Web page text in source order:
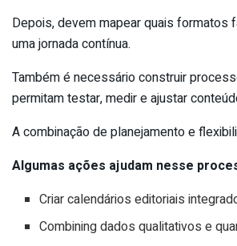
Depois, devem mapear quais formatos
uma jornada contínua.
Também é necessário construir
permitam testar, medir e ajustar
A combinação de planejamento e
Algumas ações ajudam nesse
Criar calendários editoriais
Combining dados qualitativos e